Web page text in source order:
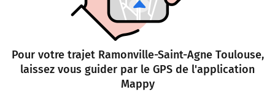
Pour votre trajet Ramonville-Saint-Agne Toulouse,
laissez vous guider par le GPS de l'application
Mappy